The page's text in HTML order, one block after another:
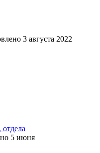
3 августа 2022
5 июня